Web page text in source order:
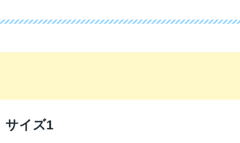
サイズ1